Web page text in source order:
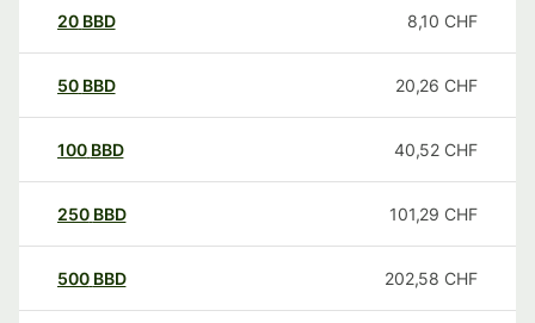
20 BBD 8,10 CHF
50 BBD 20,26 CHF
100 BBD 40,52 CHF
250 BBD 101,29 CHF
500 BBD 202,58 CHF